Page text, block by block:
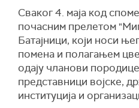
Сваког 4. маја код
почасним прелетом
Батајници, који носи
помена и полагањем
одају чланови
представници војске,
институција и